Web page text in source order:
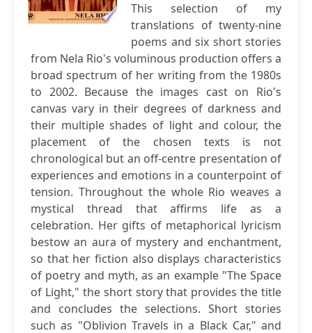
This selection of my
translations of twenty-nine
poems and six short stories
from Nela Rio's voluminous production offers a
broad spectrum of her writing from the 1980s
to 2002. Because the images cast on Rio's
canvas vary in their degrees of darkness and
their multiple shades of light and colour, the
placement of the chosen texts is not
chronological but an off-centre presentation of
experiences and emotions in a counterpoint of
tension. Throughout the whole Rio weaves a
mystical thread that affirms life as a
celebration. Her gifts of metaphorical lyricism
bestow an aura of mystery and enchantment,
so that her fiction also displays characteristics
of poetry and myth, as an example "The Space
of Light," the short story that provides the title
and concludes the selections. Short stories
such as "Oblivion Travels in a Black Car," and